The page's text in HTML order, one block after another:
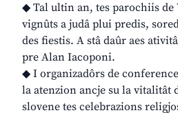
◆ Tal ultin an, tes parochiis de
vignûts a judâ plui predis,
des fiestis. A stâ daûr aes
pre Alan Iacoponi.
◆ I organizadôrs de
la atenzion ancje su la vitalitât
slovene tes celebrazions